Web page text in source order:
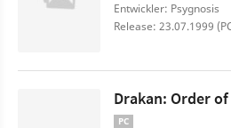
Entwickler: Psygnosis
Release: 23.07.1999
Drakan: Order
PC